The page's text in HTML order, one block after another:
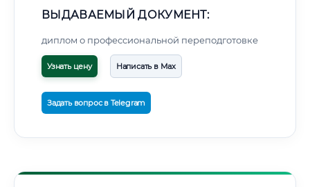
ВЫДАВАЕМЫЙ ДОКУМЕНТ:
диплом о профессиональной переподготовке
Узнать цену Написать в Max
Задать вопрос в Telegram